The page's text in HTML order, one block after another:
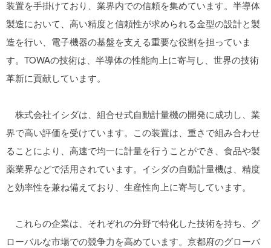
装置を手掛けており、業界内での信頼を集めています。半導体
製造において、高い精度と信頼性が求められる金型の設計と製
造を行い、電子機器の基盤を支える重要な役割を担っていま
す。TOWAの技術は、半導体の性能向上に寄与し、世界の技術
革新に貢献しています。
株式会社イシダは、組合せ式自動計量機の開発に成功し、業
界で高い評価を受けています。この装置は、重さで組み合わせ
ることにより、高速で均一に計量を行うことができ、食品や製
薬業界などで活用されています。イシダの自動計量機は、精度
と効率性を兼ね備えており、生産性向上に寄与しています。
これらの企業は、それぞれの分野で特化した技術を持ち、グ
ローバルな市場での競争力を高めています。京都府のグローバ